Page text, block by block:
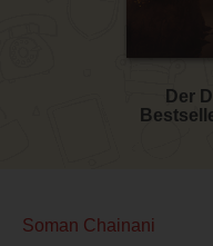
Der
Soman Chainani